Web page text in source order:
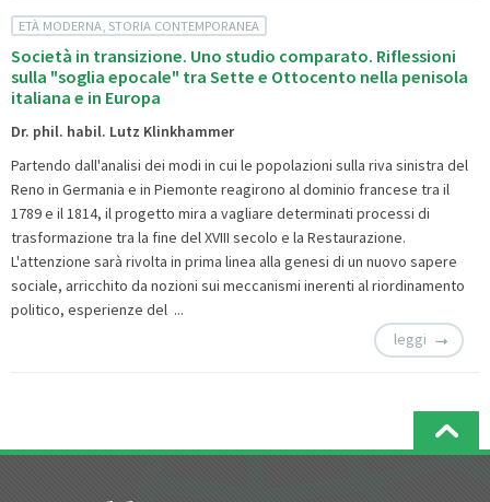
ETÀ MODERNA, STORIA CONTEMPORANEA
Società in transizione. Uno studio comparato. Riflessioni
sulla "soglia epocale" tra Sette e Ottocento nella penisola
italiana e in Europa
Dr. phil. habil. Lutz Klinkhammer
Partendo dall'analisi dei modi in cui le popolazioni sulla riva sinistra del
Reno in Germania e in Piemonte reagirono al dominio francese tra il
1789 e il 1814, il progetto mira a vagliare determinati processi di
trasformazione tra la fine del XVIII secolo e la Restaurazione.
L'attenzione sarà rivolta in prima linea alla genesi di un nuovo sapere
sociale, arricchito da nozioni sui meccanismi inerenti al riordinamento
politico, esperienze del ...
leggi